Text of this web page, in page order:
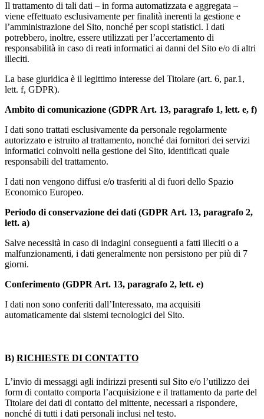
Il trattamento di tali dati – in forma automatizzata e aggregata –
viene effettuato esclusivamente per finalità inerenti la gestione e
l’amministrazione del Sito, nonché per scopi statistici. I dati
potrebbero, inoltre, essere utilizzati per l’accertamento di
responsabilità in caso di reati informatici ai danni del Sito e/o di altri
illeciti.
La base giuridica è il legittimo interesse del Titolare (art. 6, par.1,
lett. f, GDPR).
Ambito di comunicazione (GDPR Art. 13, paragrafo 1, lett. e, f)
I dati sono trattati esclusivamente da personale regolarmente
autorizzato e istruito al trattamento, nonché dai fornitori dei servizi
informatici coinvolti nella gestione del Sito, identificati quale
responsabili del trattamento.
I dati non vengono diffusi e/o trasferiti al di fuori dello Spazio
Economico Europeo.
Periodo di conservazione dei dati (GDPR Art. 13, paragrafo 2,
lett. a)
Salve necessità in caso di indagini conseguenti a fatti illeciti o a
malfunzionamenti, i dati generalmente non persistono per più di 7
giorni.
Conferimento (GDPR Art. 13, paragrafo 2, lett. e)
I dati non sono conferiti dall’Interessato, ma acquisiti
automaticamente dai sistemi tecnologici del Sito.
B) RICHIESTE DI CONTATTO
L’invio di messaggi agli indirizzi presenti sul Sito e/o l’utilizzo dei
form di contatto comporta l’acquisizione e il trattamento da parte del
Titolare dei dati di contatto del mittente, necessari a rispondere,
nonché di tutti i dati personali inclusi nel testo.